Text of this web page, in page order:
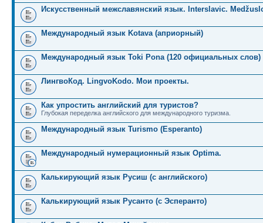
Искусственный межславянский язык. Interslavic.
Международный язык Kotava (априорный)
Международный язык Toki Pona (120 официальных слов)
ЛингвоКод. LingvoKodo. Мои проекты.
Как упростить английский для туристов?
Глубокая переделка английского для международного туризма.
Международный язык Turismo (Esperanto)
Международный нумерационный язык Optima.
Калькирующий язык Русиш (с английского)
Калькирующий язык Русанто (с Эсперанто)